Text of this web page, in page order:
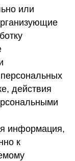
или
действия
информация,
к